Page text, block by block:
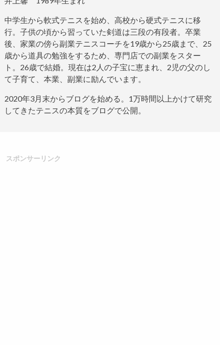
中学生から軟式テニスを始め、高校から硬式テニスに移
行。子供の頃から習っていた剣道は三段の有段者。 卒業
後、家業の傍ら副業テニスコーチを19歳から25歳まで、 25
歳から道具の勉強をするため、専門店での副業をスター
ト。 26歳で結婚。現在は2 人の子宝に恵まれ、 2 児の父のし
て子育て、本業、副業に励んでいます。
2020年3月末からブログを始める。 1万時間以上かけて研究
してきたテニスの本質をブログで公開。
スポンサーリンク